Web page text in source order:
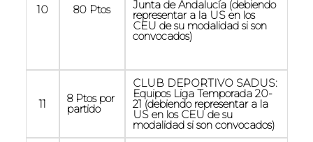
10 80 Ptos Junta de Andalucía (debiendo
representar a la US en los
CEU de su modalidad si son
convocados)
11 8 Ptos por
partido
CLUB DEPORTIVO SADUS:
Equipos Liga Temporada 20-
21 (debiendo representar a la
US en los CEU de su
modalidad si son convocados)